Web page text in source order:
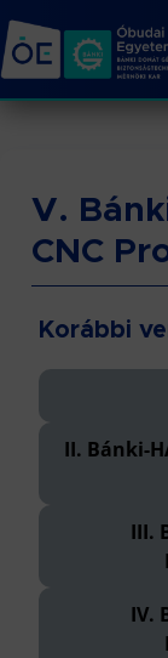
V.
CNC
Korábbi
II. Bánki-
III.
IV.